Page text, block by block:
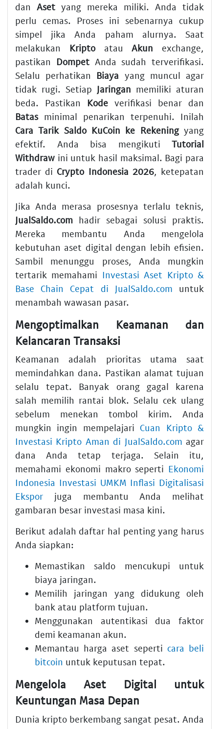
dan Aset yang mereka miliki. Anda tidak
perlu cemas. Proses ini sebenarnya cukup
simpel jika Anda paham alurnya. Saat
melakukan KriptoatauAkun exchange,
pastikan DompetAnda sudah terverifikasi.
Selalu perhatikan Biaya yang muncul agar
tidak rugi. Setiap Jaringan memiliki aturan
beda. Pastikan Kode verifikasi benar dan
Batasminimal penarikan terpenuhi. Inilah
Cara Tarik Saldo KuCoin ke Rekeningyang
efektif. Anda bisa mengikuti Tutorial
Withdraw ini untuk hasil maksimal. Bagi para
trader di Crypto Indonesia 2026, ketepatan
adalah kunci.
Jika Anda merasa prosesnya terlalu teknis,
JualSaldo.com hadir sebagai solusi praktis.
Mereka membantu Anda mengelola
kebutuhan aset digital dengan lebih efisien.
Sambil menunggu proses, Anda mungkin
tertarik memahami Investasi Aset Kripto &
Base Chain Cepat di JualSaldo.com untuk
menambah wawasan pasar.
Mengoptimalkan Keamanan dan
Kelancaran Transaksi
Keamanan adalah prioritas utama saat
memindahkan dana. Pastikan alamat tujuan
selalu tepat. Banyak orang gagal karena
salah memilih rantai blok. Selalu cek ulang
sebelum menekan tombol kirim. Anda
mungkin ingin mempelajari Cuan Kripto &
Investasi Kripto Aman di JualSaldo.com agar
dana Anda tetap terjaga. Selain itu,
memahami ekonomi makro seperti Ekonomi
Indonesia Investasi UMKM Inflasi Digitalisasi
Ekspor juga membantu Anda melihat
gambaran besar investasi masa kini.
Berikut adalah daftar hal penting yang harus
Anda siapkan:
Memastikan saldo mencukupi untuk
biaya jaringan.
Memilih jaringan yang didukung oleh
bank atau platform tujuan.
Menggunakan autentikasi dua faktor
demi keamanan akun.
Memantau harga aset seperti cara beli
bitcoin untuk keputusan tepat.
Mengelola Aset Digital untuk
Keuntungan Masa Depan
Dunia kripto berkembang sangat pesat. Anda